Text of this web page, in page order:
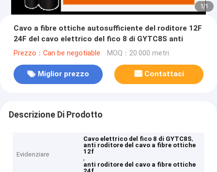
1/1
Cavo a fibre ottiche autosufficiente del roditore 12F
24F del cavo elettrico del fico 8 di GYTC8S anti
Prezzo：Can be negotiable MOQ：20.000 metri
Miglior prezzo Contattaci
Descrizione Di Prodotto
Evidenziare
Cavo elettrico del fico 8 di GYTC8S,
anti roditore del cavo a fibre ottiche
12f
,
anti roditore del cavo a fibre ottiche